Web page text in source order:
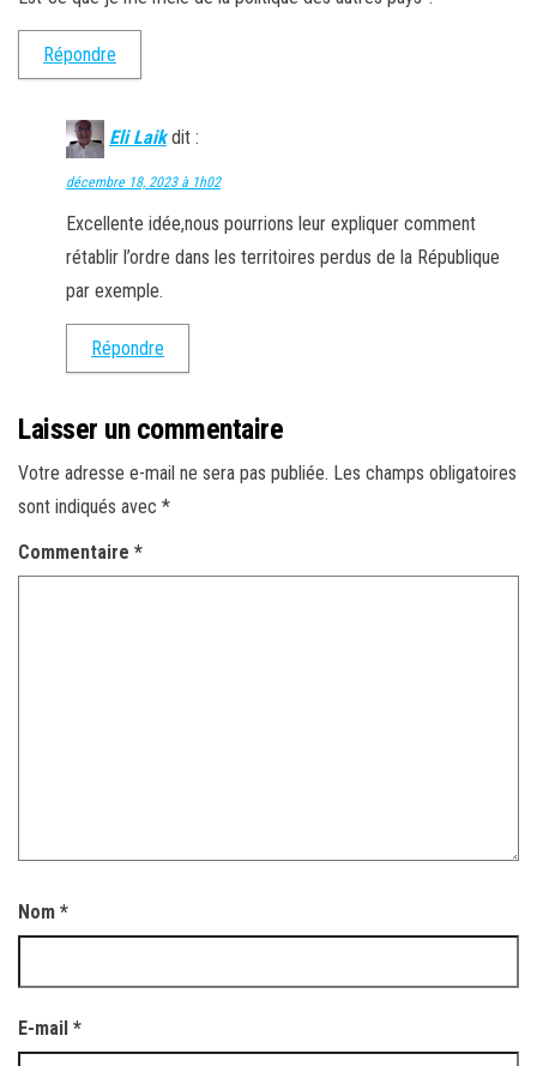
Répondre
Eli Laik dit :
décembre 18, 2023 à 1h02
Excellente idée,nous pourrions leur expliquer comment
rétablir l’ordre dans les territoires perdus de la République
par exemple.
Répondre
Laisser un commentaire
Votre adresse e-mail ne sera pas publiée. Les champs obligatoires
sont indiqués avec *
Commentaire *
Nom *
E-mail *